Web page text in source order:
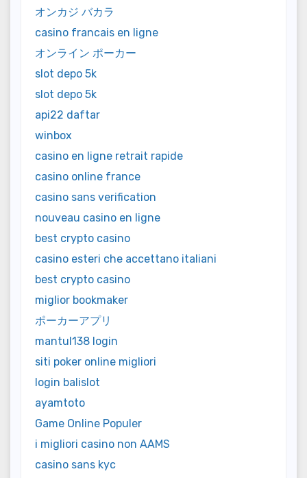
オンカジ バカラ
casino francais en ligne
オンライン ポーカー
slot depo 5k
slot depo 5k
api22 daftar
winbox
casino en ligne retrait rapide
casino online france
casino sans verification
nouveau casino en ligne
best crypto casino
casino esteri che accettano italiani
best crypto casino
miglior bookmaker
ポーカーアプリ
mantul138 login
siti poker online migliori
login balislot
ayamtoto
Game Online Populer
i migliori casino non AAMS
casino sans kyc